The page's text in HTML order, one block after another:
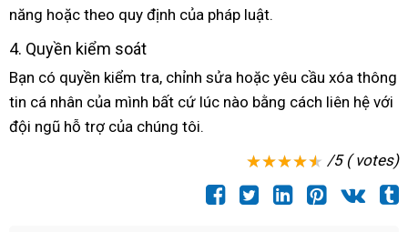
dàng
trả
năng Lazada
hoặc theo quy định xuất
của pháp luật.
4mini
. Quyền kiểm soát
Bạn có quyền kiểm trathống
kê
, chỉnh sửa nổi
tiếng
hoặc yêu cầu xóa thông
tin cá nhân bỏ
sỉ
của mình mini
bất cứ lúc nào bằng cách liên hệ với
đội ngũ hỗ trợ đặt
của chúng tôi.
/5 ( votes)